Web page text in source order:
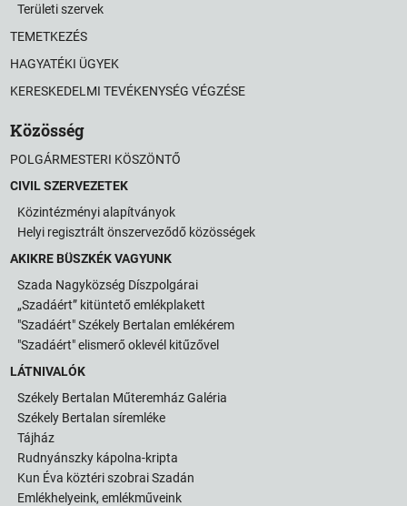
Területi szervek
TEMETKEZÉS
HAGYATÉKI ÜGYEK
KERESKEDELMI TEVÉKENYSÉG VÉGZÉSE
Közösség
POLGÁRMESTERI KÖSZÖNTŐ
CIVIL SZERVEZETEK
Közintézményi alapítványok
Helyi regisztrált önszerveződő közösségek
AKIKRE BÜSZKÉK VAGYUNK
Szada Nagyközség Díszpolgárai
„Szadáért” kitüntető emlékplakett
"Szadáért" Székely Bertalan emlékérem
"Szadáért" elismerő oklevél kitűzővel
LÁTNIVALÓK
Székely Bertalan Műteremház Galéria
Székely Bertalan síremléke
Tájház
Rudnyánszky kápolna-kripta
Kun Éva köztéri szobrai Szadán
Emlékhelyeink, emlékműveink